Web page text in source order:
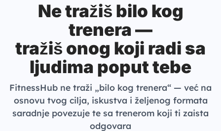
Ne tražiš bilo kog
trenera —
tražiš onog koji radi sa
ljudima poput tebe
FitnessHub ne traži „bilo kog trenera“ — već na
osnovu tvog cilja, iskustva i željenog formata
saradnje povezuje te sa trenerom koji ti zaista
odgovara